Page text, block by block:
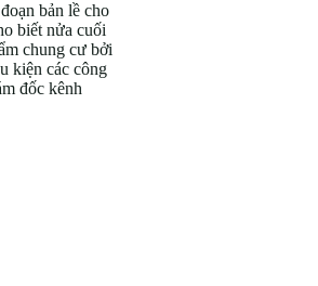
bản lề cho
biết nửa cuối
chung cư bởi
kiện các công
đốc kênh